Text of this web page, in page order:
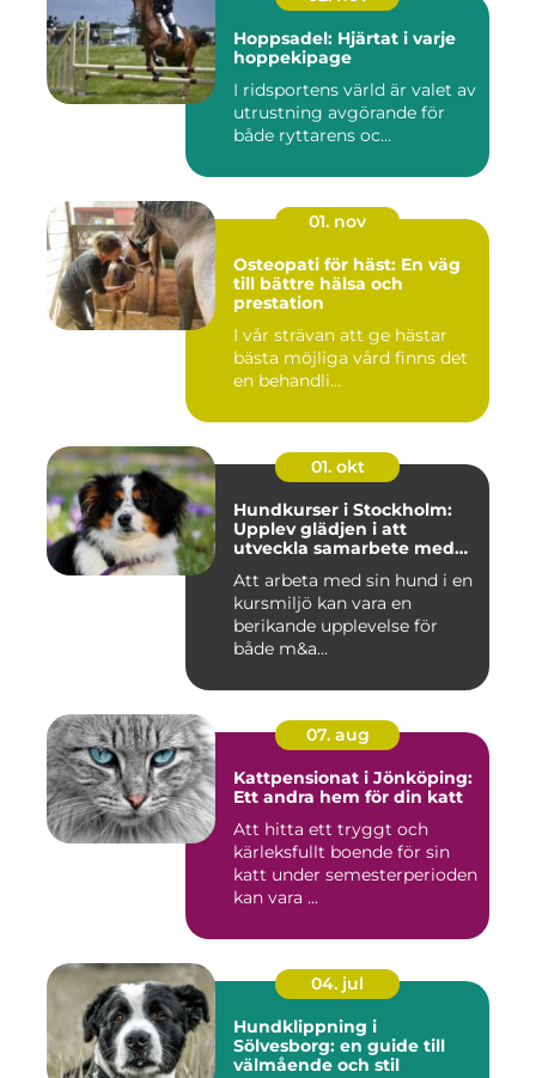
Hoppsadel: Hjärtat i varje
hoppekipage
I ridsportens värld är valet av
utrustning avgörande för
både ryttarens oc...
01. nov
Osteopati för häst: En väg
till bättre hälsa och
prestation
I vår strävan att ge hästar
bästa möjliga vård finns det
en behandli...
01. okt
Hundkurser i Stockholm:
Upplev glädjen i att
utveckla samarbete med
Att arbeta med sin hund i en
kursmiljö kan vara en
berikande upplevelse för
både m&a...
07. aug
Kattpensionat i Jönköping:
Ett andra hem för din katt
Att hitta ett tryggt och
kärleksfullt boende för sin
katt under semesterperioden
kan vara ...
04. jul
Hundklippning i
Sölvesborg: en guide till
välmående och stil